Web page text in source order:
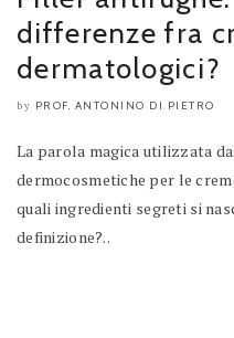
differenze fra
dermatologici?
by PROF. ANTONINO DI PIETRO
La parola magica utilizzata
dermocosmetiche per le
quali ingredienti segreti si
definizione?..